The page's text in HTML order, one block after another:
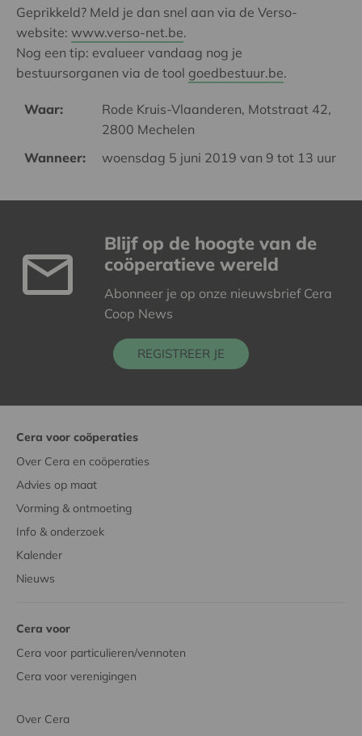
Geprikkeld? Meld je dan snel aan via de Verso-
website: www.verso-net.be.
Nog een tip: evalueer vandaag nog je
bestuursorganen via de tool goedbestuur.be.
Waar:
Rode Kruis-Vlaanderen, Motstraat 42,
2800 Mechelen
Wanneer:
woensdag 5 juni 2019 van 9 tot 13 uur
Blijf op de hoogte van de
coöperatieve wereld
Abonneer je op onze nieuwsbrief Cera
Coop News
REGISTREER JE
Cera voor coöperaties
Over Cera en coöperaties
Advies op maat
Vorming & ontmoeting
Info & onderzoek
Kalender
Nieuws
Cera voor
Cera voor particulieren/vennoten
Cera voor verenigingen
Over Cera